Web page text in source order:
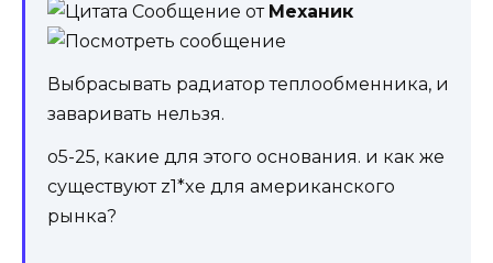
Сообщение от Механик
Выбрасывать радиатор теплообменника, и
заваривать нельзя.
o5-25, какие для этого основания. и как же
существуют z1*xe для американского
рынка?